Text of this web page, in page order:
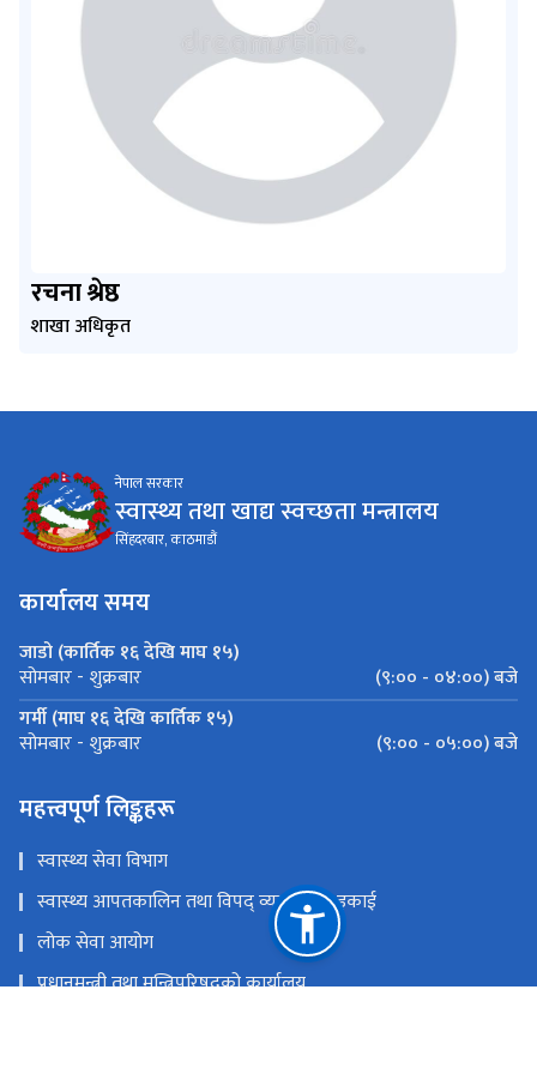
रचना श्रेष्ठ
शाखा अधिकृत
नेपाल सरकार
स्वास्थ्य तथा खाद्य स्वच्छता मन्त्रालय
सिंहदरबार, काठमाडौं
कार्यालय समय
जाडो (कार्तिक १६ देखि माघ १५)
सोमबार - शुक्रबार
(९:०० - ०४:००) बजे
गर्मी (माघ १६ देखि कार्तिक १५)
सोमबार - शुक्रबार (९:०० - ०५:००) बजे
महत्त्वपूर्ण लिङ्कहरू
स्वास्थ्य सेवा विभाग
स्वास्थ्य आपतकालिन तथा विपद् व्यवस्थापन इकाई
लोक सेवा आयोग
प्रधानमन्त्री तथा मन्त्रिपरिषद्‍को कार्यालय